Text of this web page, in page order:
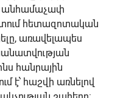
անհամաչափ
հետազոտական
առավելապես
հանրային
է՝ հաշվի առնելով